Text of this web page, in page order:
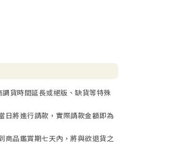
貨時間延長或絕版、缺貨等特殊
日將進行請款，實際請款金額即為
商品鑑賞期七天內，將與欲退貨之